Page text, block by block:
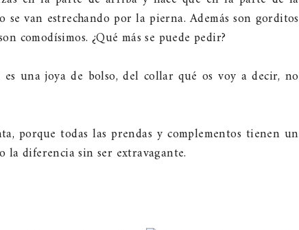
se van estrechando por la pierna. Además son gorditos
comodísimos. ¿Qué más se puede pedir?
una joya de bolso, del collar qué os voy a decir, no
porque todas las prendas y complementos tienen un
la diferencia sin ser extravagante.